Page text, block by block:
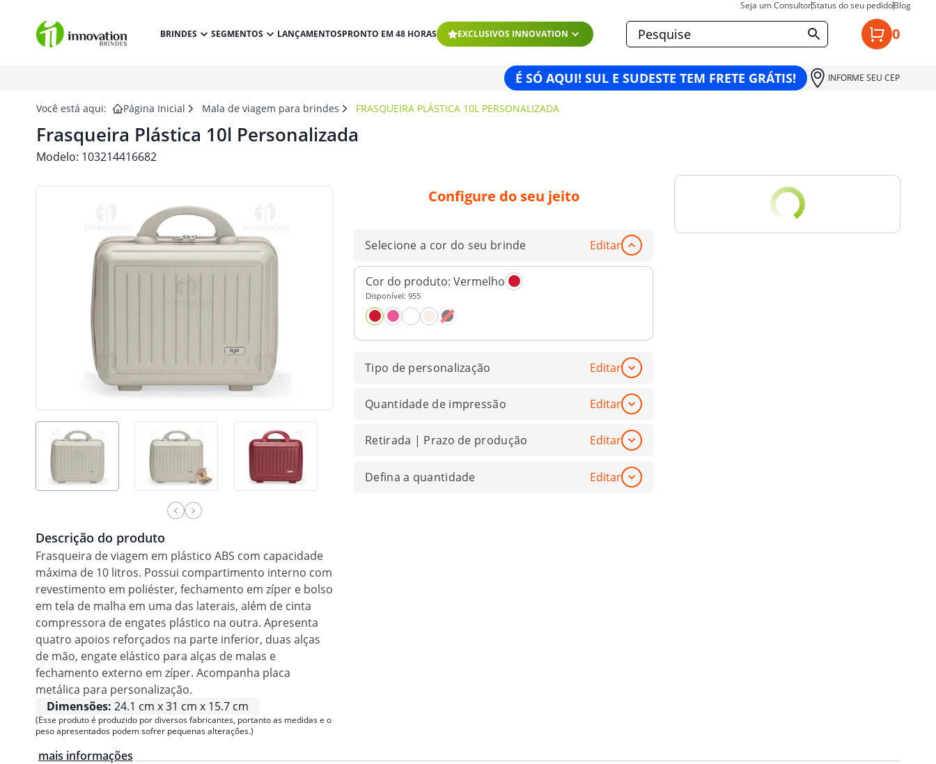
Seja um ConsultorStatus do seu pedidoBlog
BRINDES SEGMENTOS LANÇAMENTOSPRONTO EM 48 HORAS EXCLUSIVOS INNOVATION 0
É SÓ AQUI! SUL E SUDESTE TEM FRETE GRÁTIS! INFORME SEU CEP
Você está aqui: Página Inicial Mala de viagem para brindes FRASQUEIRA PLÁSTICA 10L PERSONALIZADA
Frasqueira Plástica 10l Personalizada
Modelo: 103214416682
Descrição do produto
Frasqueira de viagem em plástico ABS com capacidade
máxima de 10 litros. Possui compartimento interno com
revestimento em poliéster, fechamento em zíper e bolso
em tela de malha em uma das laterais, além de cinta
compressora de engates plástico na outra. Apresenta
quatro apoios reforçados na parte inferior, duas alças
de mão, engate elástico para alças de malas e
fechamento externo em zíper. Acompanha placa
metálica para personalização.
Dimensões: 24.1 cm x 31 cm x 15.7 cm
(Esse produto é produzido por diversos fabricantes, portanto as medidas e o
peso apresentados podem sofrer pequenas alterações.)
Configure do seu jeito
Selecione a cor do seu brinde Editar
Cor do produto: Vermelho
Disponível: 955
Tipo de personalização Editar
Quantidade de impressão Editar
Retirada | Prazo de produção Editar
Defina a quantidade Editar
mais informações